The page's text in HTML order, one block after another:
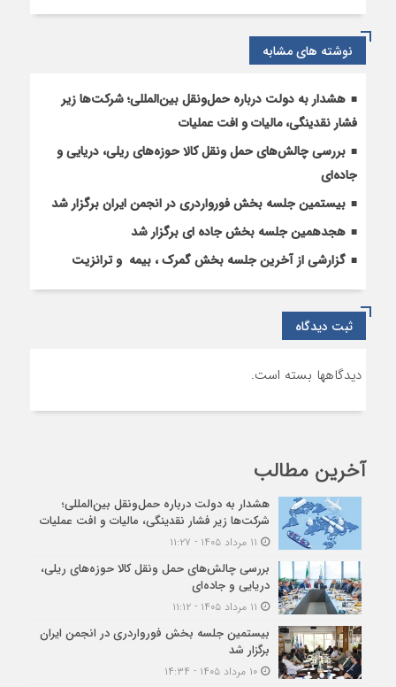
زنگ
خطر
برای
بین‌المللی
نوشته های مشابه
هشدار به دولت درباره حمل‌ونقل بین‌المللی؛ شرکت‌ها زیر
فشار نقدینگی، مالیات و افت عملیات
بررسی چالش‌های حمل ونقل کالا حوزه‌های ریلی، دریایی و
جاده‌ای
بیستمین جلسه بخش فورواردری در انجمن ایران برگزار شد
هجدهمین جلسه بخش جاده ای برگزار شد
گزارشی از آخرین جلسه بخش گمرک ، بیمه و ترانزیت
ثبت دیدگاه
دیدگاهها بسته است.
آخرین مطالب
هشدار به دولت درباره حمل‌ونقل بین‌المللی؛
شرکت‌ها زیر فشار نقدینگی، مالیات و افت عملیات
بررسی چالش‌های حمل ونقل کالا حوزه‌های ریلی،
دریایی و جاده‌ای
بیستمین جلسه بخش فورواردری در انجمن ایران
برگزار شد
۱۰ مرداد ۱۴۰۵ - ۱۴:۳۴